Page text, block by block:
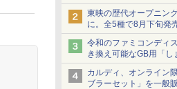
ショーツは1990円に
東映の歴代オープニン
に。全5種で8月下旬発
令和のファミコンディ
き換え可能なGB用「
ム」
カルディ、オンライン
ブラーセット」を一般